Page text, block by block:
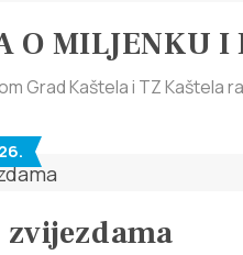
O MILJENKU I
Grad Kaštela i TZ Kaštela